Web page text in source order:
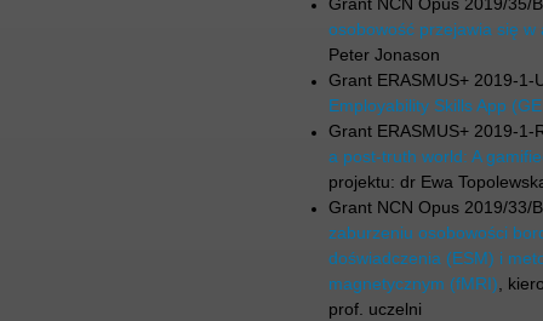
Grant NCN Opus 2019/35/
osobowość przejawia się
Peter Jonason
Grant ERASMUS+ 2019-
Employability Skills App
Grant ERASMUS+ 2019-
a post-truth world: A
projektu: dr Ewa
Grant NCN Opus 2019/33/
zaburzeniu osobowości
doświadczenia (ESM) i
magnetycznym (fMRI),
prof. uczelni